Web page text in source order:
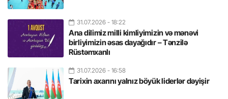
31.07.2026 - 18:22
Ana dilimiz milli kimliyimizin və mənəvi
birliyimizin əsas dayağıdır – Tənzilə
Rüstəmxanlı
31.07.2026 - 16:58
Tarixin axarını yalnız böyük liderlər dəyişir